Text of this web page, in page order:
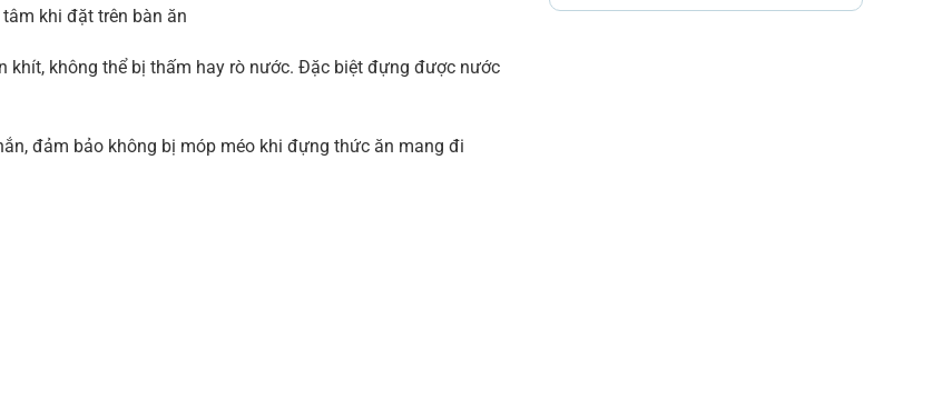
khi đặt trên bàn ăn
khít, không thể bị thấm hay rò nước. Đặc biệt đựng được nước
đảm bảo không bị móp méo khi đựng thức ăn mang đi